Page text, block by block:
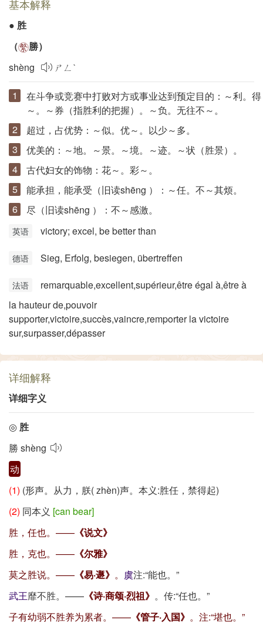
基本解释
● 胜
（
勝）
shèng
ㄕㄥˋ
在斗争或竞赛中打败对方或事业达到预定目的：～利。得
～。～券（指胜利的把握）。～负。无往不～。
超过，占优势：～似。优～。以少～多。
优美的：～地。～景。～境。～迹。～状（胜景）。
古代妇女的饰物：花～。彩～。
能承担，能承受（旧读shēng ）：～任。不～其烦。
尽（旧读shēng ）：不～感激。
英语 victory; excel, be better than
德语 Sieg, Erfolg, besiegen, übertreffen
法语
remarquable,excellent,supérieur,être égal à,être à
la hauteur de,pouvoir
supporter,victoire,succès,vaincre,remporter la victoire
sur,surpasser,dépasser
详细解释
详细字义
◎ 胜
勝 shèng
动
(1) (形声。从力，朕(zhèn)声。本义:胜任，禁得起)
(2) 同本义 [can bear]
胜，任也。—— 《说文》
胜，克也。—— 《尔雅》
莫之胜说。—— 《易·遯》 。 虞注:“能也。”
武王靡不胜。—— 《诗·商颂·烈祖》 。传:“任也。”
子有幼弱不胜养为累者。—— 《管子·入国》 。注:“堪也。”